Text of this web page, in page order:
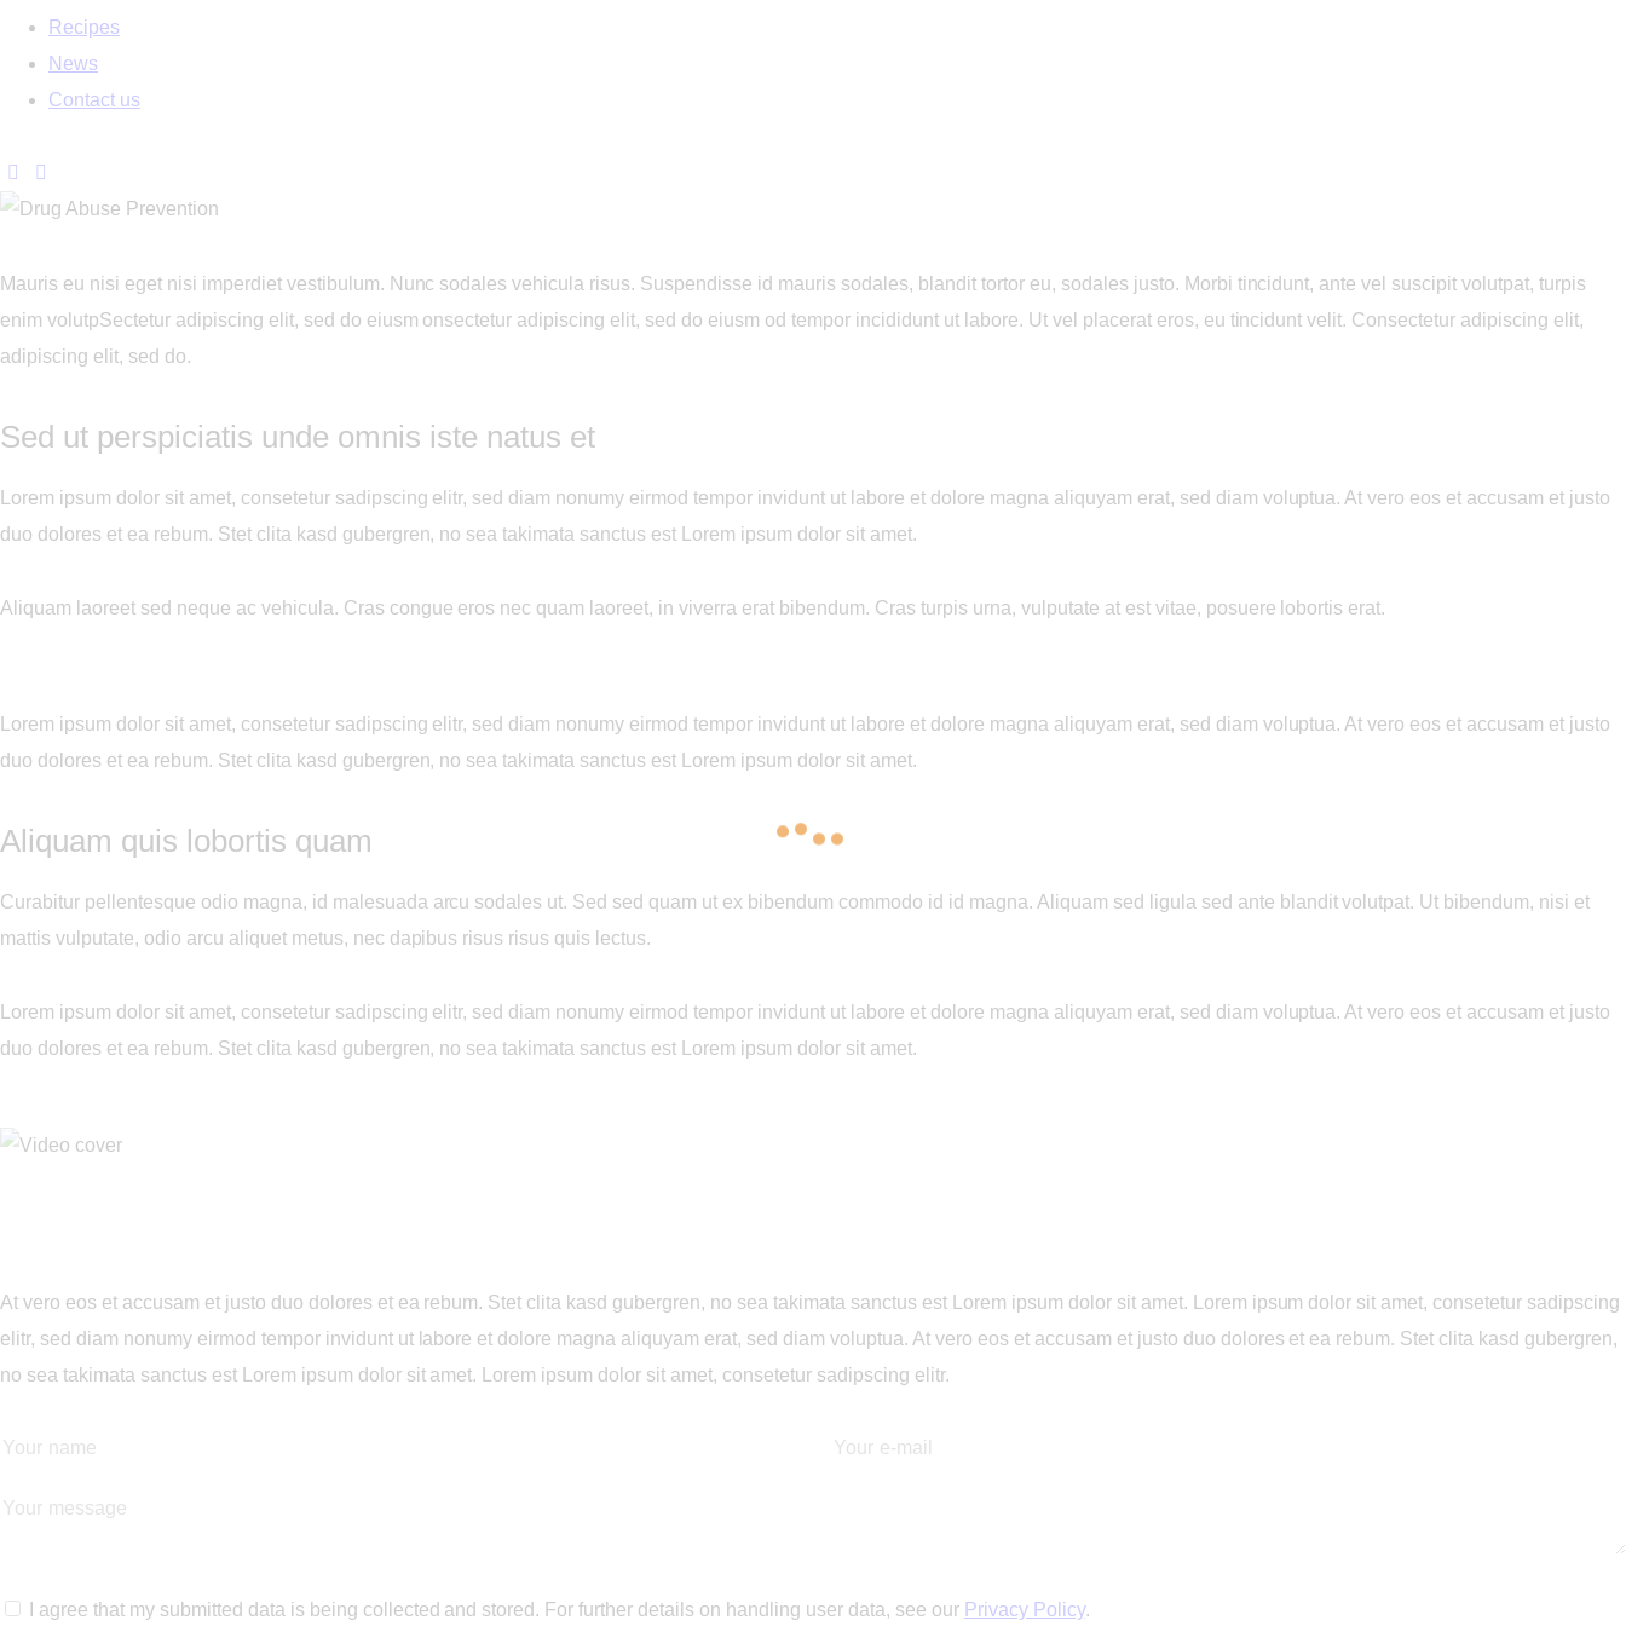
Recipes
News
Contact us
Mauris eu nisi eget nisi imperdiet vestibulum. Nunc sodales vehicula risus. Suspendisse id mauris sodales, blandit tortor eu, sodales justo. Morbi tincidunt, ante vel suscipit volutpat, turpis
enim volutpSectetur adipiscing elit, sed do eiusm onsectetur adipiscing elit, sed do eiusm od tempor incididunt ut labore. Ut vel placerat eros, eu tincidunt velit. Consectetur adipiscing elit,
adipiscing elit, sed do.
Sed ut perspiciatis unde omnis iste natus et
Lorem ipsum dolor sit amet, consetetur sadipscing elitr, sed diam nonumy eirmod tempor invidunt ut labore et dolore magna aliquyam erat, sed diam voluptua. At vero eos et accusam et justo
duo dolores et ea rebum. Stet clita kasd gubergren, no sea takimata sanctus est Lorem ipsum dolor sit amet.
Aliquam laoreet sed neque ac vehicula. Cras congue eros nec quam laoreet, in viverra erat bibendum. Cras turpis urna, vulputate at est vitae, posuere lobortis erat.
Lorem ipsum dolor sit amet, consetetur sadipscing elitr, sed diam nonumy eirmod tempor invidunt ut labore et dolore magna aliquyam erat, sed diam voluptua. At vero eos et accusam et justo
duo dolores et ea rebum. Stet clita kasd gubergren, no sea takimata sanctus est Lorem ipsum dolor sit amet.
Aliquam quis lobortis quam
Curabitur pellentesque odio magna, id malesuada arcu sodales ut. Sed sed quam ut ex bibendum commodo id id magna. Aliquam sed ligula sed ante blandit volutpat. Ut bibendum, nisi et
mattis vulputate, odio arcu aliquet metus, nec dapibus risus risus quis lectus.
Lorem ipsum dolor sit amet, consetetur sadipscing elitr, sed diam nonumy eirmod tempor invidunt ut labore et dolore magna aliquyam erat, sed diam voluptua. At vero eos et accusam et justo
duo dolores et ea rebum. Stet clita kasd gubergren, no sea takimata sanctus est Lorem ipsum dolor sit amet.
At vero eos et accusam et justo duo dolores et ea rebum. Stet clita kasd gubergren, no sea takimata sanctus est Lorem ipsum dolor sit amet. Lorem ipsum dolor sit amet, consetetur sadipscing
elitr, sed diam nonumy eirmod tempor invidunt ut labore et dolore magna aliquyam erat, sed diam voluptua. At vero eos et accusam et justo duo dolores et ea rebum. Stet clita kasd gubergren,
no sea takimata sanctus est Lorem ipsum dolor sit amet. Lorem ipsum dolor sit amet, consetetur sadipscing elitr.
I agree that my submitted data is being collected and stored. For further details on handling user data, see our Privacy Policy.